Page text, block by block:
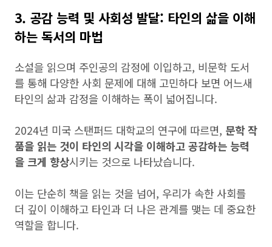
3. 공감 능력 및 사회성 발달: 타인의 삶을 이해
하는 독서의 마법
소설을 읽으며 주인공의 감정에 이입하고, 비문학 도서
를 통해 다양한 사회 문제에 대해 고민하다 보면 어느새
타인의 삶과 감정을 이해하는 폭이 넓어집니다.
2024년 미국 스탠퍼드 대학교의 연구에 따르면, 문학 작
품을 읽는 것이 타인의 시각을 이해하고 공감하는 능력
을 크게 향상시키는 것으로 나타났습니다.
이는 단순히 책을 읽는 것을 넘어, 우리가 속한 사회를
더 깊이 이해하고 타인과 더 나은 관계를 맺는 데 중요한
역할을 합니다.